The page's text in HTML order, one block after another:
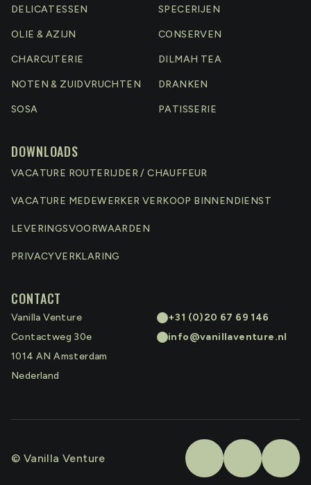
DELICATESSEN SPECERIJEN
OLIE & AZIJN CONSERVEN
CHARCUTERIE DILMAH TEA
NOTEN & ZUIDVRUCHTEN DRANKEN
SOSA PATISSERIE
DOWNLOADS
VACATURE ROUTERIJDER / CHAUFFEUR
VACATURE MEDEWERKER VERKOOP BINNENDIENST
LEVERINGSVOORWAARDEN
PRIVACYVERKLARING
CONTACT
Vanilla Venture
Contactweg 30e
1014 AN Amsterdam
Nederland
+31 (0)20 67 69 146
info@vanillaventure.nl
© Vanilla Venture